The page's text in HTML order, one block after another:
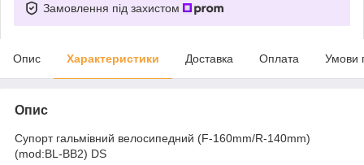
Замовлення під захистом
Опис Характеристики Доставка Оплата Умови
Опис
Супорт гальмівний велосипедний (F-160mm/R-140mm)
(mod:BL-BB2) DS